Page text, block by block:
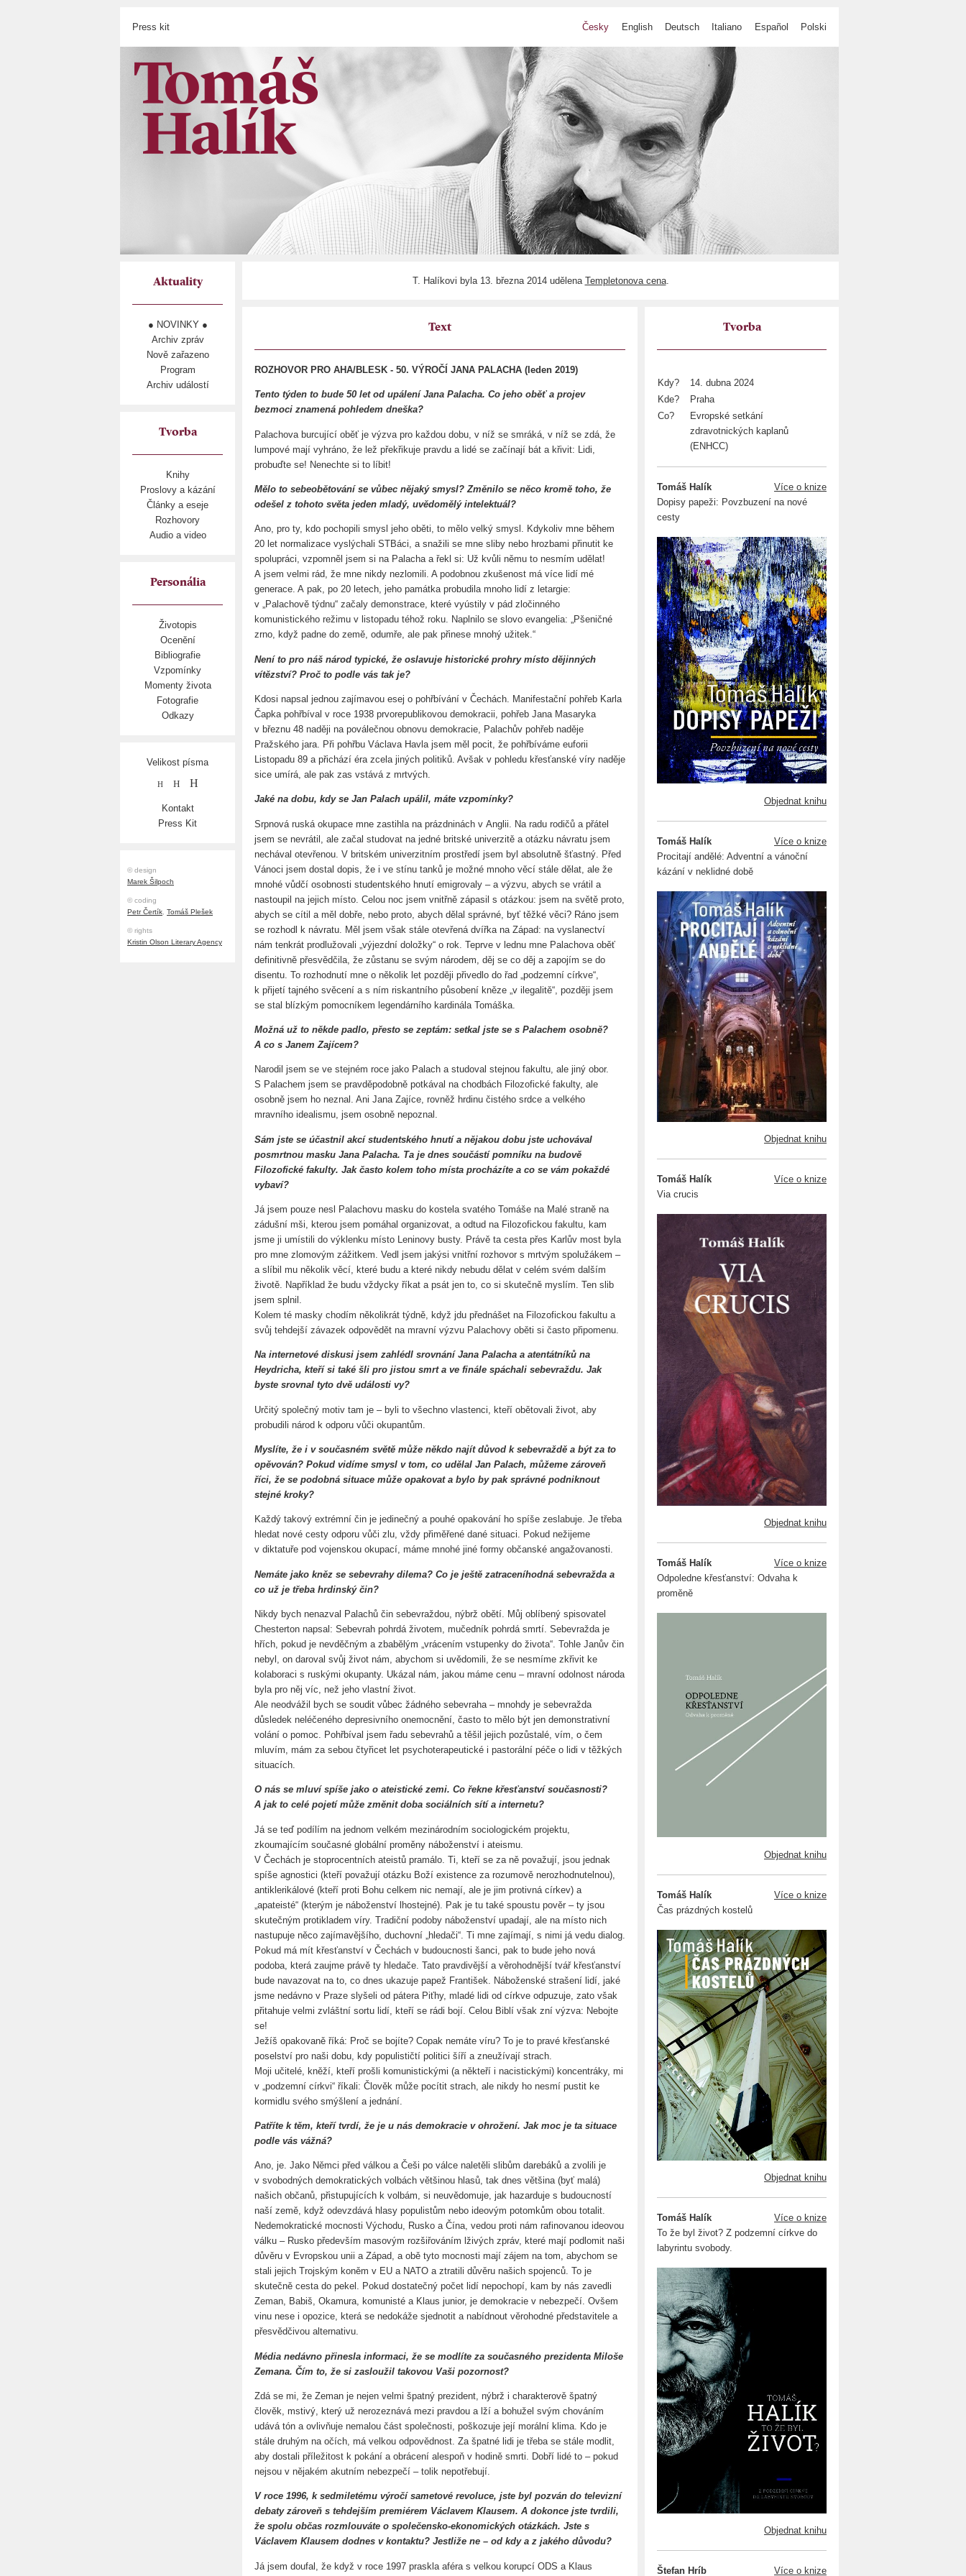
Press kit Česky English Deutsch Italiano Español Polski
Aktuality
● NOVINKY ●
Archiv zpráv
Nově zařazeno
Program
Archiv událostí
Tvorba
Knihy
Proslovy a kázání
Články a eseje
Rozhovory
Audio a video
Personália
Životopis
Ocenění
Bibliografie
Vzpomínky
Momenty života
Fotografie
Odkazy
Velikost písma
H H H
Kontakt
Press Kit
© design
Marek Šilpoch
© coding
Petr Čertík, Tomáš Plešek
© rights
Kristin Olson Literary Agency
T. Halíkovi byla 13. března 2014 udělena Templetonova cena.
Text
ROZHOVOR PRO AHA/BLESK - 50. VÝROČÍ JANA PALACHA (leden 2019)
Tento týden to bude 50 let od upálení Jana Palacha. Co jeho oběť a projev
bezmoci znamená pohledem dneška?
Palachova burcující oběť je výzva pro každou dobu, v níž se smráká, v níž se zdá, že
lumpové mají vyhráno, že lež překřikuje pravdu a lidé se začínají bát a křivit: Lidi,
probuďte se! Nenechte si to líbit!
Mělo to sebeobětování se vůbec nějaký smysl? Změnilo se něco kromě toho, že
odešel z tohoto světa jeden mladý, uvědomělý intelektuál?
Ano, pro ty, kdo pochopili smysl jeho oběti, to mělo velký smysl. Kdykoliv mne během
20 let normalizace vyslýchali STBáci, a snažili se mne sliby nebo hrozbami přinutit ke
spolupráci, vzpomněl jsem si na Palacha a řekl si: Už kvůli němu to nesmím udělat!
A jsem velmi rád, že mne nikdy nezlomili. A podobnou zkušenost má více lidí mé
generace. A pak, po 20 letech, jeho památka probudila mnoho lidí z letargie:
v „Palachově týdnu“ začaly demonstrace, které vyústily v pád zločinného
komunistického režimu v listopadu téhož roku. Naplnilo se slovo evangelia: „Pšeničné
zrno, když padne do země, odumře, ale pak přinese mnohý užitek.“
Není to pro náš národ typické, že oslavuje historické prohry místo dějinných
vítězství? Proč to podle vás tak je?
Kdosi napsal jednou zajímavou esej o pohřbívání v Čechách. Manifestační pohřeb Karla
Čapka pohřbíval v roce 1938 prvorepublikovou demokracii, pohřeb Jana Masaryka
v březnu 48 naději na poválečnou obnovu demokracie, Palachův pohřeb naděje
Pražského jara. Při pohřbu Václava Havla jsem měl pocit, že pohřbíváme euforii
Listopadu 89 a přichází éra zcela jiných politiků. Avšak v pohledu křesťanské víry naděje
sice umírá, ale pak zas vstává z mrtvých.
Jaké na dobu, kdy se Jan Palach upálil, máte vzpomínky?
Srpnová ruská okupace mne zastihla na prázdninách v Anglii. Na radu rodičů a přátel
jsem se nevrátil, ale začal studovat na jedné britské univerzitě a otázku návratu jsem
nechával otevřenou. V britském univerzitním prostředí jsem byl absolutně šťastný. Před
Vánoci jsem dostal dopis, že i ve stínu tanků je možné mnoho věcí stále dělat, ale že
mnohé vůdčí osobnosti studentského hnutí emigrovaly – a výzvu, abych se vrátil a
nastoupil na jejich místo. Celou noc jsem vnitřně zápasil s otázkou: jsem na světě proto,
abych se cítil a měl dobře, nebo proto, abych dělal správné, byť těžké věci? Ráno jsem
se rozhodl k návratu. Měl jsem však stále otevřená dvířka na Západ: na vyslanectví
nám tenkrát prodlužovali „výjezdní doložky“ o rok. Teprve v lednu mne Palachova oběť
definitivně přesvědčila, že zůstanu se svým národem, děj se co děj a zapojím se do
disentu. To rozhodnutí mne o několik let později přivedlo do řad „podzemní církve“,
k přijetí tajného svěcení a s ním riskantního působení kněze „v ilegalitě“, později jsem
se stal blízkým pomocníkem legendárního kardinála Tomáška.
Možná už to někde padlo, přesto se zeptám: setkal jste se s Palachem osobně?
A co s Janem Zajícem?
Narodil jsem se ve stejném roce jako Palach a studoval stejnou fakultu, ale jiný obor.
S Palachem jsem se pravděpodobně potkával na chodbách Filozofické fakulty, ale
osobně jsem ho neznal. Ani Jana Zajíce, rovněž hrdinu čistého srdce a velkého
mravního idealismu, jsem osobně nepoznal.
Sám jste se účastnil akcí studentského hnutí a nějakou dobu jste uchovával
posmrtnou masku Jana Palacha. Ta je dnes součástí pomníku na budově
Filozofické fakulty. Jak často kolem toho místa procházíte a co se vám pokaždé
vybaví?
Já jsem pouze nesl Palachovu masku do kostela svatého Tomáše na Malé straně na
zádušní mši, kterou jsem pomáhal organizovat, a odtud na Filozofickou fakultu, kam
jsme ji umístili do výklenku místo Leninovy busty. Právě ta cesta přes Karlův most byla
pro mne zlomovým zážitkem. Vedl jsem jakýsi vnitřní rozhovor s mrtvým spolužákem –
a slíbil mu několik věcí, které budu a které nikdy nebudu dělat v celém svém dalším
životě. Například že budu vždycky říkat a psát jen to, co si skutečně myslím. Ten slib
jsem splnil.
Kolem té masky chodím několikrát týdně, když jdu přednášet na Filozofickou fakultu a
svůj tehdejší závazek odpovědět na mravní výzvu Palachovy oběti si často připomenu.
Na internetové diskusi jsem zahlédl srovnání Jana Palacha a atentátníků na
Heydricha, kteří si také šli pro jistou smrt a ve finále spáchali sebevraždu. Jak
byste srovnal tyto dvě události vy?
Určitý společný motiv tam je – byli to všechno vlastenci, kteří obětovali život, aby
probudili národ k odporu vůči okupantům.
Myslíte, že i v současném světě může někdo najít důvod k sebevraždě a být za to
opěvován? Pokud vidíme smysl v tom, co udělal Jan Palach, můžeme zároveň
říci, že se podobná situace může opakovat a bylo by pak správné podniknout
stejné kroky?
Každý takový extrémní čin je jedinečný a pouhé opakování ho spíše zeslabuje. Je třeba
hledat nové cesty odporu vůči zlu, vždy přiměřené dané situaci. Pokud nežijeme
v diktatuře pod vojenskou okupací, máme mnohé jiné formy občanské angažovanosti.
Nemáte jako kněz se sebevrahy dilema? Co je ještě zatraceníhodná sebevražda a
co už je třeba hrdinský čin?
Nikdy bych nenazval Palachů čin sebevraždou, nýbrž obětí. Můj oblíbený spisovatel
Chesterton napsal: Sebevrah pohrdá životem, mučedník pohrdá smrtí. Sebevražda je
hřích, pokud je nevděčným a zbabělým „vrácením vstupenky do života“. Tohle Janův čin
nebyl, on daroval svůj život nám, abychom si uvědomili, že se nesmíme zkřivit ke
kolaboraci s ruskými okupanty. Ukázal nám, jakou máme cenu – mravní odolnost národa
byla pro něj víc, než jeho vlastní život.
Ale neodvážil bych se soudit vůbec žádného sebevraha – mnohdy je sebevražda
důsledek neléčeného depresivního onemocnění, často to mělo být jen demonstrativní
volání o pomoc. Pohřbíval jsem řadu sebevrahů a těšil jejich pozůstalé, vím, o čem
mluvím, mám za sebou čtyřicet let psychoterapeutické i pastorální péče o lidi v těžkých
situacích.
O nás se mluví spíše jako o ateistické zemi. Co řekne křesťanství současnosti?
A jak to celé pojetí může změnit doba sociálních sítí a internetu?
Já se teď podílím na jednom velkém mezinárodním sociologickém projektu,
zkoumajícím současné globální proměny náboženství i ateismu.
V Čechách je stoprocentních ateistů pramálo. Ti, kteří se za ně považují, jsou jednak
spíše agnostici (kteří považují otázku Boží existence za rozumově nerozhodnutelnou),
antiklerikálové (kteří proti Bohu celkem nic nemají, ale je jim protivná církev) a
„apateisté“ (kterým je náboženství lhostejné). Pak je tu také spoustu pověr – ty jsou
skutečným protikladem víry. Tradiční podoby náboženství upadají, ale na místo nich
nastupuje něco zajímavějšího, duchovní „hledači“. Ti mne zajímají, s nimi já vedu dialog.
Pokud má mít křesťanství v Čechách v budoucnosti šanci, pak to bude jeho nová
podoba, která zaujme právě ty hledače. Tato pravdivější a věrohodnější tvář křesťanství
bude navazovat na to, co dnes ukazuje papež František. Náboženské strašení lidí, jaké
jsme nedávno v Praze slyšeli od pátera Piťhy, mladé lidi od církve odpuzuje, zato však
přitahuje velmi zvláštní sortu lidí, kteří se rádi bojí. Celou Biblí však zní výzva: Nebojte
se!
Ježíš opakovaně říká: Proč se bojíte? Copak nemáte víru? To je to pravé křesťanské
poselství pro naši dobu, kdy populističtí politici šíří a zneužívají strach.
Moji učitelé, kněží, kteří prošli komunistickými (a někteří i nacistickými) koncentráky, mi
v „podzemní církvi“ říkali: Člověk může pocítit strach, ale nikdy ho nesmí pustit ke
kormidlu svého smýšlení a jednání.
Patříte k těm, kteří tvrdí, že je u nás demokracie v ohrožení. Jak moc je ta situace
podle vás vážná?
Ano, je. Jako Němci před válkou a Češi po válce naletěli slibům darebáků a zvolili je
v svobodných demokratických volbách většinou hlasů, tak dnes většina (byť malá)
našich občanů, přistupujících k volbám, si neuvědomuje, jak hazarduje s budoucností
naší země, když odevzdává hlasy populistům nebo ideovým potomkům obou totalit.
Nedemokratické mocnosti Východu, Rusko a Čína, vedou proti nám rafinovanou ideovou
válku – Rusko především masovým rozšiřováním lživých zpráv, které mají podlomit naši
důvěru v Evropskou unii a Západ, a obě tyto mocnosti mají zájem na tom, abychom se
stali jejich Trojským koněm v EU a NATO a ztratili důvěru našich spojenců. To je
skutečně cesta do pekel. Pokud dostatečný počet lidí nepochopí, kam by nás zavedli
Zeman, Babiš, Okamura, komunisté a Klaus junior, je demokracie v nebezpečí. Ovšem
vinu nese i opozice, která se nedokáže sjednotit a nabídnout věrohodné představitele a
přesvědčivou alternativu.
Média nedávno přinesla informaci, že se modlíte za současného prezidenta Miloše
Zemana. Čím to, že si zasloužil takovou Vaši pozornost?
Zdá se mi, že Zeman je nejen velmi špatný prezident, nýbrž i charakterově špatný
člověk, mstivý, který už nerozeznává mezi pravdou a lží a bohužel svým chováním
udává tón a ovlivňuje nemalou část společnosti, poškozuje její morální klima. Kdo je
stále druhým na očích, má velkou odpovědnost. Za špatné lidi je třeba se stále modlit,
aby dostali příležitost k pokání a obrácení alespoň v hodině smrti. Dobří lidé to – pokud
nejsou v nějakém akutním nebezpečí – tolik nepotřebují.
V roce 1996, k sedmiletému výročí sametové revoluce, jste byl pozván do televizní
debaty zároveň s tehdejším premiérem Václavem Klausem. A dokonce jste tvrdili,
že spolu občas rozmlouváte o společensko-ekonomických otázkách. Jste s
Václavem Klausem dodnes v kontaktu? Jestliže ne – od kdy a z jakého důvodu?
Já jsem doufal, že když v roce 1997 praskla aféra s velkou korupcí ODS a Klaus
Tvorba
Kdy?
14. dubna 2024
Kde?
Praha
Co?
Evropské setkání
zdravotnických kaplanů
(ENHCC)
Tomáš Halík
Více o knize
Dopisy papeži: Povzbuzení na nové
cesty
Objednat knihu
Tomáš Halík
Více o knize
Procitají andělé: Adventní a vánoční
kázání v neklidné době
Objednat knihu
Tomáš Halík
Více o knize
Via crucis
Objednat knihu
Tomáš Halík
Více o knize
Odpoledne křesťanství: Odvaha k
proměně
Objednat knihu
Tomáš Halík
Více o knize
Čas prázdných kostelů
Objednat knihu
Tomáš Halík
Více o knize
To že byl život? Z podzemní církve do
labyrintu svobody.
Objednat knihu
Štefan Hríb Více o knize